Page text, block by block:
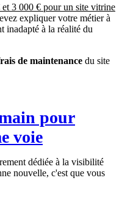
et 3 000 € pour un site vitrine
expliquer votre métier à
inadapté à la réalité du
de maintenance du site
pour
voie
dédiée à la visibilité
nouvelle, c'est que vous